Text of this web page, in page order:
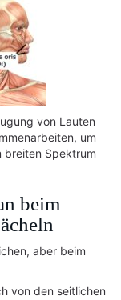
von Lauten
um
breiten Spektrum
beim
aber beim
von den seitlichen